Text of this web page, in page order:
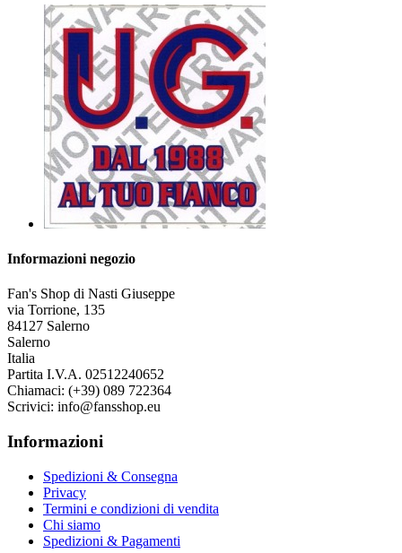
Informazioni negozio
Fan's Shop di Nasti Giuseppe
via Torrione, 135
84127 Salerno
Salerno
Italia
Partita I.V.A. 02512240652
Chiamaci: (+39) 089 722364
Scrivici: info@fansshop.eu
Informazioni
Spedizioni & Consegna
Privacy
Termini e condizioni di vendita
Chi siamo
Spedizioni & Pagamenti